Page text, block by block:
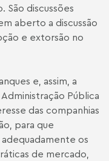
São discussões
aberto a discussão
e extorsão no
e, assim, a
Pública
das companhias
para que
os
de mercado,